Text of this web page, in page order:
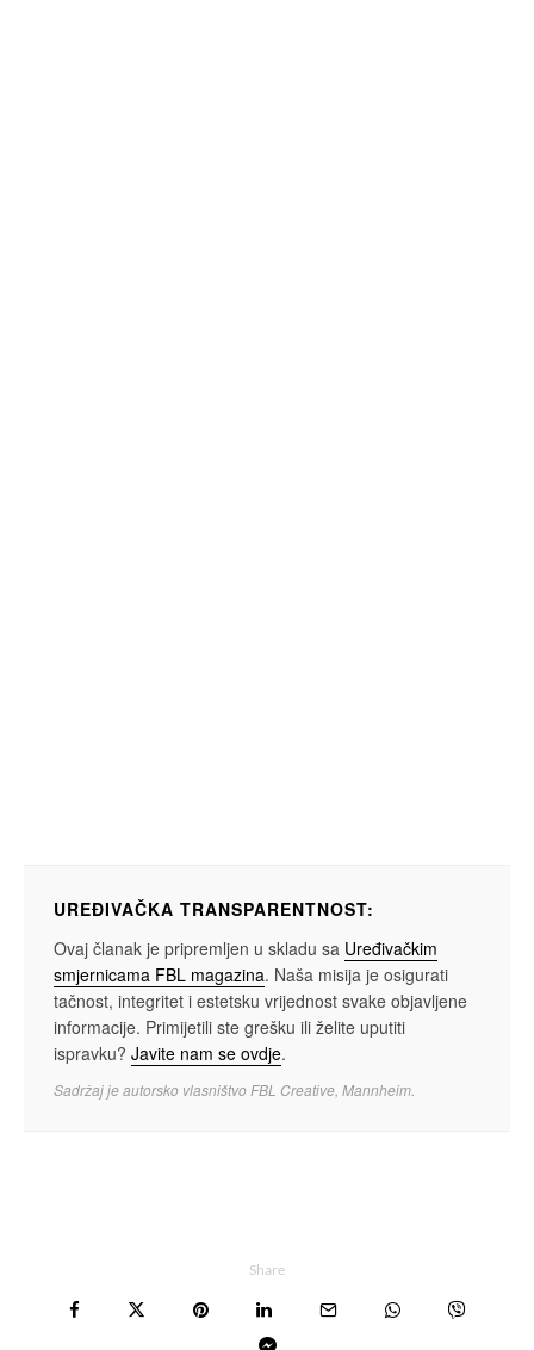
UREĐIVAČKA TRANSPARENTNOST:
Ovaj članak je pripremljen u skladu sa Uređivačkim
smjernicama FBL magazina. Naša misija je osigurati
tačnost, integritet i estetsku vrijednost svake objavljene
informacije. Primijetili ste grešku ili želite uputiti
ispravku? Javite nam se ovdje.
Sadržaj je autorsko vlasništvo FBL Creative, Mannheim.
Share